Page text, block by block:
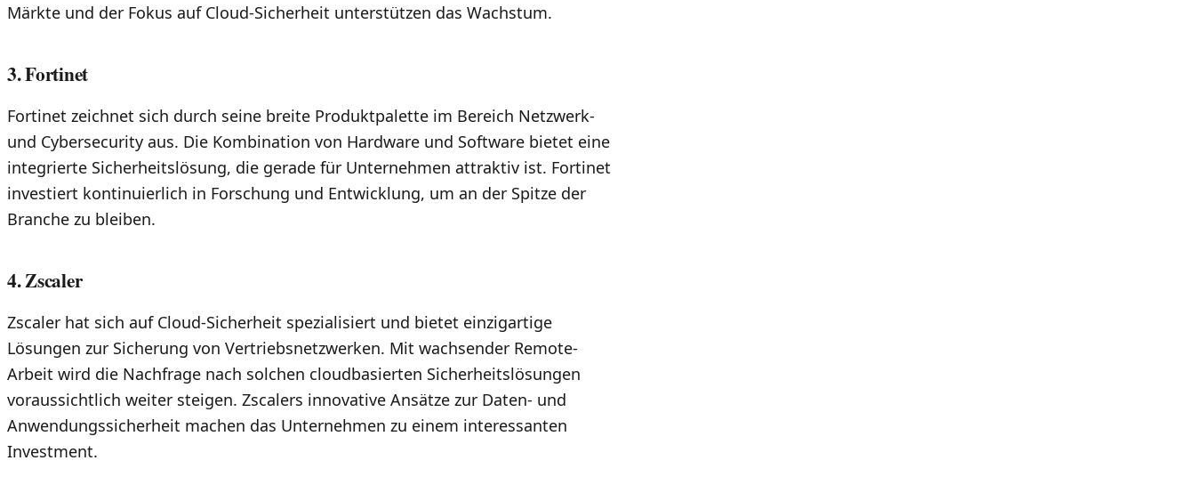
Märkte und der Fokus auf Cloud-Sicherheit unterstützen das Wachstum.
3. Fortinet
Fortinet zeichnet sich durch seine breite Produktpalette im Bereich Netzwerk-
und Cybersecurity aus. Die Kombination von Hardware und Software bietet eine
integrierte Sicherheitslösung, die gerade für Unternehmen attraktiv ist. Fortinet
investiert kontinuierlich in Forschung und Entwicklung, um an der Spitze der
Branche zu bleiben.
4. Zscaler
Zscaler hat sich auf Cloud-Sicherheit spezialisiert und bietet einzigartige
Lösungen zur Sicherung von Vertriebsnetzwerken. Mit wachsender Remote-
Arbeit wird die Nachfrage nach solchen cloudbasierten Sicherheitslösungen
voraussichtlich weiter steigen. Zscalers innovative Ansätze zur Daten- und
Anwendungssicherheit machen das Unternehmen zu einem interessanten
Investment.